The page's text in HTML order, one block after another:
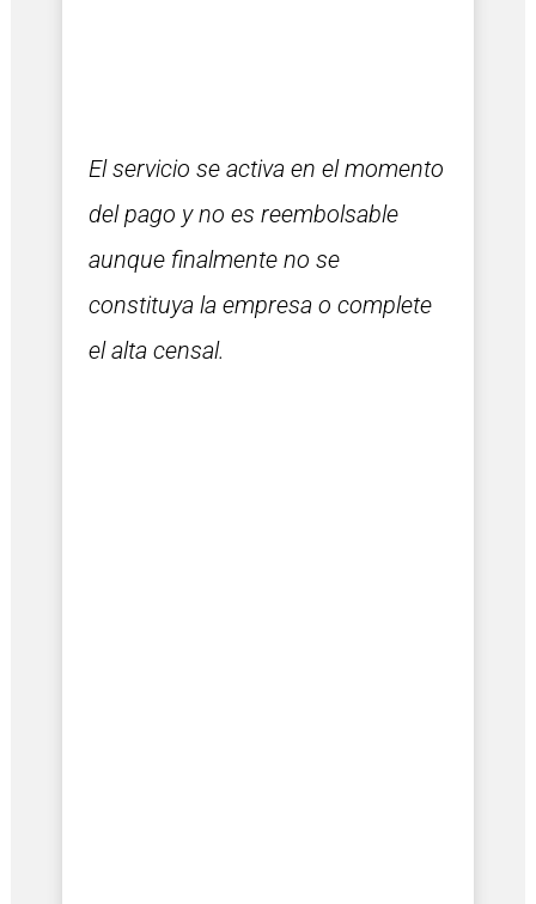
El servicio se activa en el momento
del pago y no es reembolsable
aunque finalmente no se
constituya la empresa o complete
el alta censal.